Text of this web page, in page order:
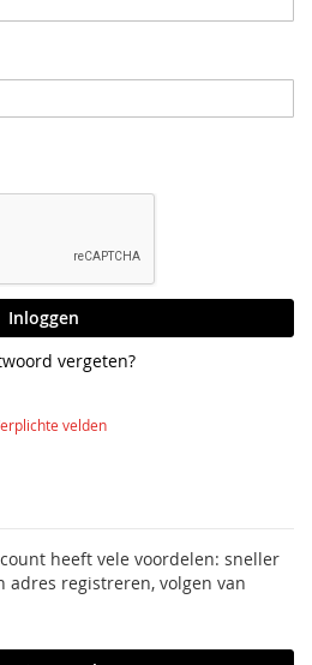
Inloggen
vergeten?
heeft vele voordelen: sneller
adres registreren, volgen van